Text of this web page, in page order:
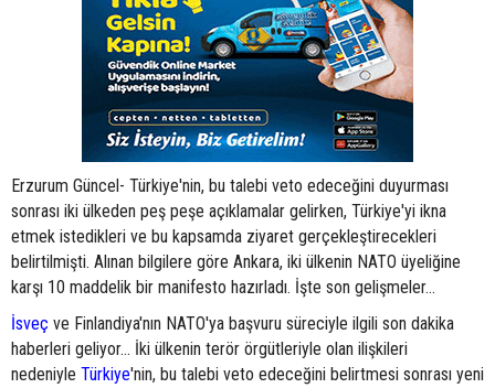
Erzurum Güncel- Türkiye'nin, bu talebi veto edeceğini duyurması
sonrası iki ülkeden peş peşe açıklamalar gelirken, Türkiye'yi ikna
etmek istedikleri ve bu kapsamda ziyaret gerçekleştirecekleri
belirtilmişti. Alınan bilgilere göre Ankara, iki ülkenin NATO üyeliğine
karşı 10 maddelik bir manifesto hazırladı. İşte son gelişmeler...
İsveç ve Finlandiya'nın NATO'ya başvuru süreciyle ilgili son dakika
haberleri geliyor... İki ülkenin terör örgütleriyle olan ilişkileri
nedeniyle Türkiye'nin, bu talebi veto edeceğini belirtmesi sonrası yeni